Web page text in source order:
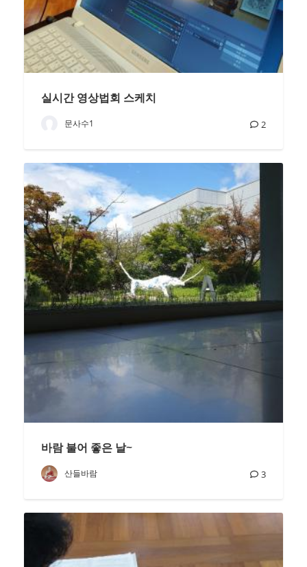
실시간 영상법회 스케치
문사수1 2
바람 불어 좋은 날~
산들바람 3